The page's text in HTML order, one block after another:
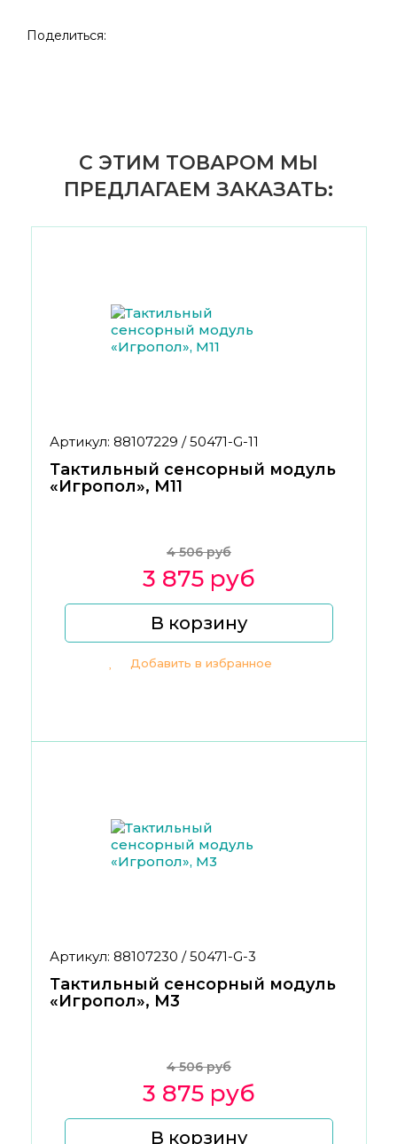
Поделиться:
С ЭТИМ ТОВАРОМ МЫ
ПРЕДЛАГАЕМ ЗАКАЗАТЬ:
Артикул: 88107229 / 50471-G-11
Тактильный сенсорный модуль
«Игропол», М11
4 506 руб
3 875 руб
В корзину
Добавить в избранное
Артикул: 88107230 / 50471-G-3
Тактильный сенсорный модуль
«Игропол», М3
4 506 руб
3 875 руб
В корзину